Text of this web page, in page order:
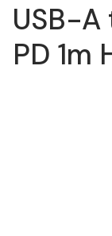
USB-
PD 1m